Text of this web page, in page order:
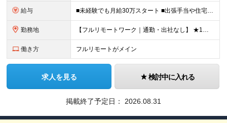
給与 ■未経験でも月給30万スタート ■出張手当や住宅手当あり 【東京都・神奈川県】 月給35万円～60万円＋インセンティブ＋賞与＋諸手当 上記月給は、月42時間分の固定残業代（月8万3900円以上）を含
勤務地 【フルリモートワーク｜通勤・出社なし】 ★1人1台社用車貸与 ★転勤なし ★直帰直行OK 【本社】 兵庫県神戸市中央区明石町44 神戸御幸ビル4F ★☆積極採用中☆★ ◆北海道・東北：札幌／福島／
働き方 フルリモートがメイン
求人を見る 検討中に入れる
掲載終了予定日： 2026.08.31